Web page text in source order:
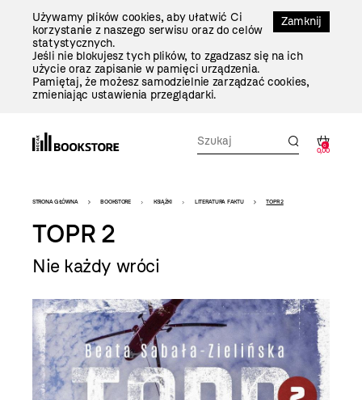
Zamknij
Używamy plików cookies, aby ułatwić Ci
korzystanie z naszego serwisu oraz do celów
statystycznych.
Jeśli nie blokujesz tych plików, to zgadzasz się na ich
użycie oraz zapisanie w pamięci urządzenia.
Pamiętaj, że możesz samodzielnie zarządzać cookies,
zmieniając ustawienia przeglądarki.
0
0,00
Bookstore
-
szablon
szczegóły
STRONA GŁÓWNA BOOKSTORE KSIĄŻKI LITERATURA FAKTU TOPR 2
TOPR 2
Nie każdy wróci